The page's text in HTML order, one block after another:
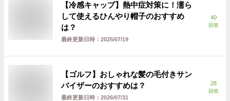
【冷感キャップ】熱中症対策に！濡ら
して使えるひんやり帽子のおすすめ
は？
最終更新日時： 2025/07/19
40
回答
【ゴルフ】おしゃれな髪の毛付きサン
バイザーのおすすめは？
最終更新日時： 2026/07/31
28
回答